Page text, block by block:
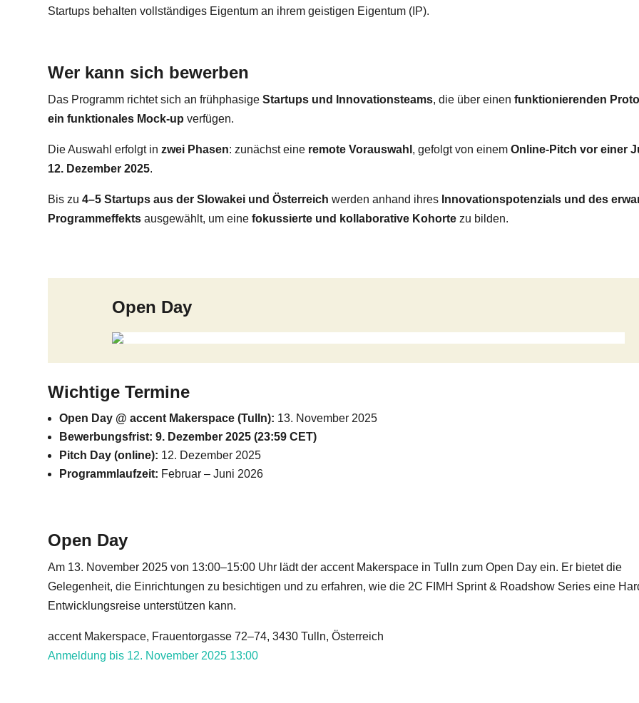
Startups behalten vollständiges Eigentum an ihrem geistigen Eigentum (IP).
Wer kann sich bewerben
Das Programm richtet sich an frühphasigeStartups und Innovationsteams, die über einenfunktionierenden
ein funktionales Mock-up verfügen.
Die Auswahl erfolgt inzwei Phasen: zunächst eine remote Vorauswahl , gefolgt von einemOnline-Pitch vor einer
12. Dezember 2025.
Bis zu4–5 Startups aus der Slowakei und Österreich werden anhand ihres Innovationspotenzials und des
Programmeffekts ausgewählt, um einefokussierte und kollaborative Kohorte zu bilden.
Open Day
Wichtige Termine
Open Day @ accent Makerspace (Tulln): 13. November 2025
Bewerbungsfrist: 9. Dezember 2025 (23:59 CET)
Pitch Day (online): 12. Dezember 2025
Programmlaufzeit: Februar – Juni 2026
Open Day
Am 13. November 2025 von 13:00–15:00 Uhr lädt der accent Makerspace in Tulln zum Open Day ein. Er bietet die
Gelegenheit, die Einrichtungen zu besichtigen und zu erfahren, wie die 2C FIMH Sprint & Roadshow Series eine
Entwicklungsreise unterstützen kann.
accent Makerspace, Frauentorgasse 72–74, 3430 Tulln, Österreich
Anmeldung bis 12. November 2025 13:00